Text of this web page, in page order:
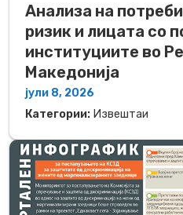
Анализа на
ризик и лицата со
институциите во
Македонија
јули 8, 2026
Категории: Извештаи